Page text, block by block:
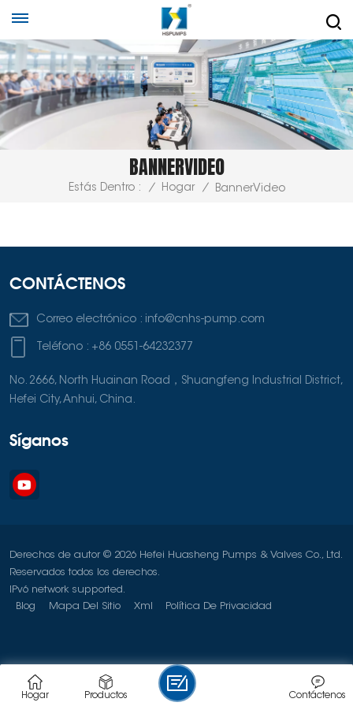
BANNERVIDEO
Estás Dentro : / Hogar / BannerVideo
CONTÁCTENOS
Correo electrónico : info@cnhs-pump.com
Teléfono : +86 0551-64232377
No. 2666, North Huainan Road，Shuangfeng Industrial District,
Hefei City, Anhui, China.
Síganos
Derechos de autor © 2026 Hefei Huasheng Pumps & Valves Co., Ltd.
Reservados todos los derechos.
IPv6 network supported.
Blog
Mapa Del Sitio Xml Política De Privacidad
Hogar Productos Contáctenos